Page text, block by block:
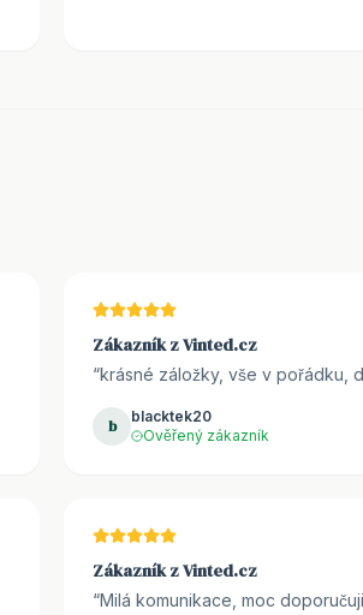
Zákazník z Vinted.cz
“krásné záložky, vše v pořádku,
b
blacktek20
Ověřený zákazník
Zákazník z Vinted.cz
“Milá komunikace, moc